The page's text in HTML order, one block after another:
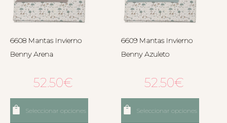
6608 Mantas Invierno
Benny Arena
52.50€
Seleccionar opciones
6609 Mantas Invierno
Benny Azuleto
52.50€
Seleccionar opciones